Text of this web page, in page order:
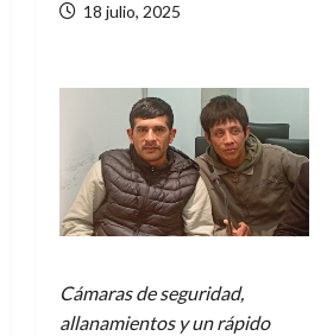
18 julio, 2025
Cámaras de seguridad,
allanamientos y un rápido